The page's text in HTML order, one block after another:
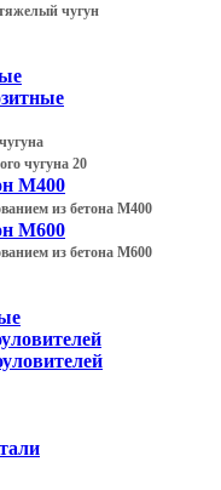
чугун
чугуна 20
М400
из бетона М400
М600
из бетона М600